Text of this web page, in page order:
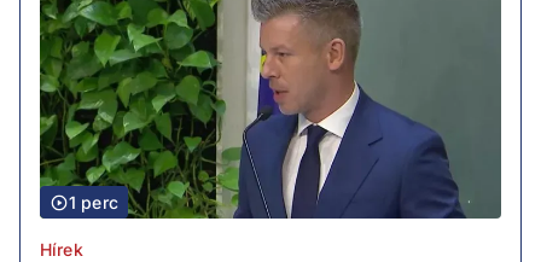
1 perc
Hírek